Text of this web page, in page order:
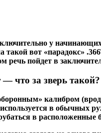
у
вот «парадокс»
речь пойдет в
что за зверь такой?
калибром (вроде
в
в расположенные